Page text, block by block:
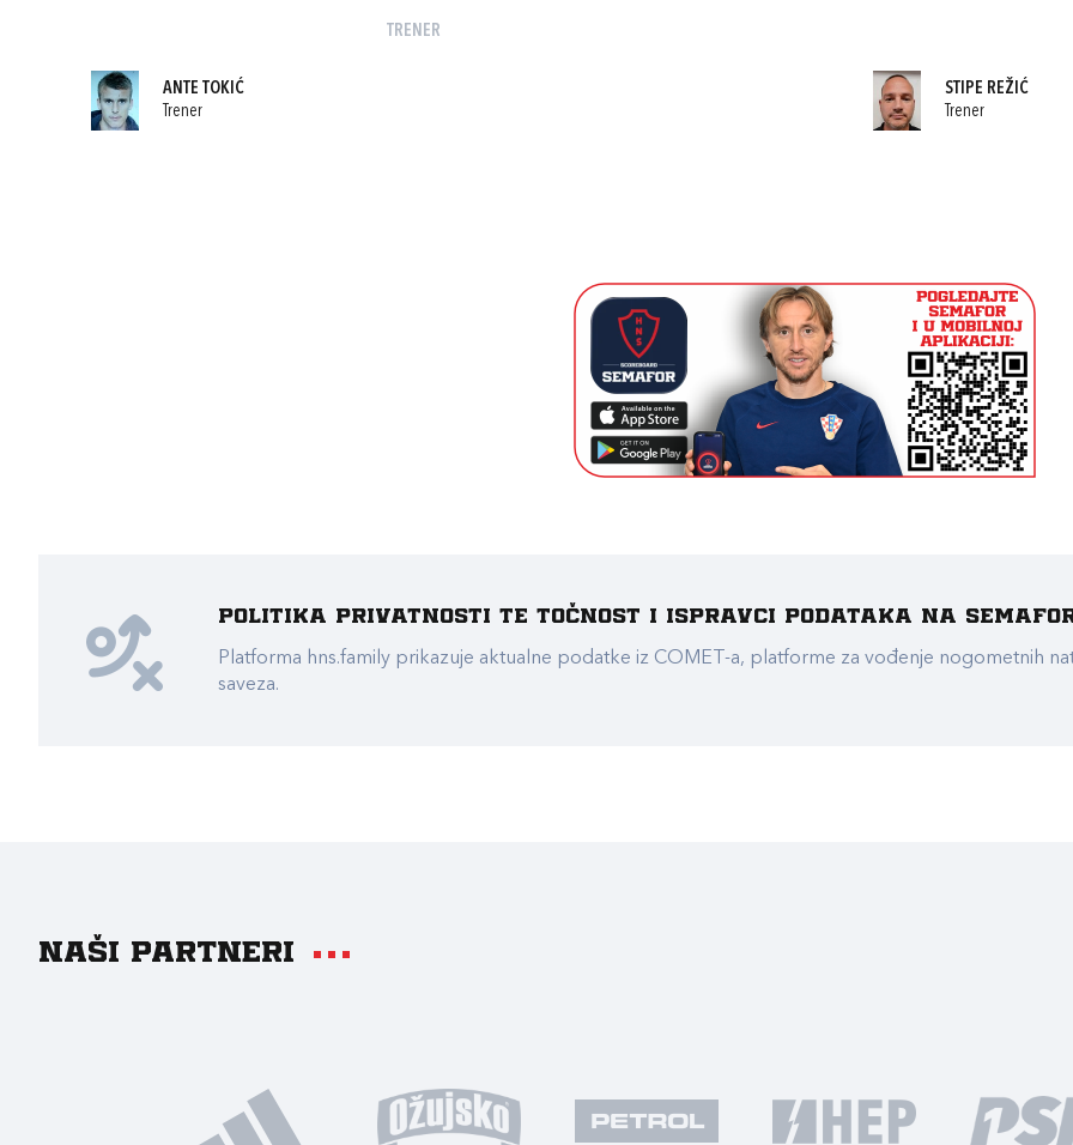
TRENER
ANTE TOKIĆ
Trener
STIPE REŽIĆ
Trener
Politika privatnosti te točnost i ispravci podataka na
Platforma hns.family prikazuje aktualne podatke iz COMET-a, platforme za vođenje nogometnih
saveza.
Naši partneri